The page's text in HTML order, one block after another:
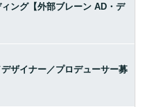
ング【外部ブレーン AD・デ
ザイナー／プロデューサー募